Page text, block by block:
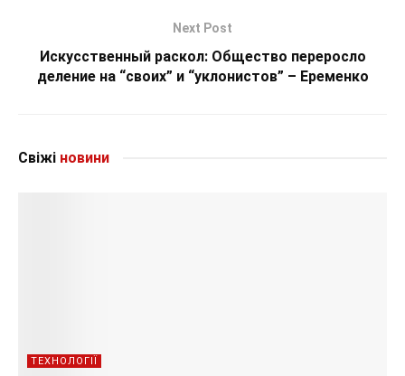
Next Post
Искусственный раскол: Общество переросло
деление на “своих” и “уклонистов” – Еременко
Свіжі новини
ТЕХНОЛОГІЇ